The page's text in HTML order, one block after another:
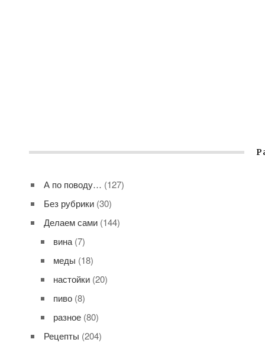
А по поводу… (127)
Без рубрики (30)
Делаем сами (144)
вина (7)
меды (18)
настойки (20)
пиво (8)
разное (80)
Рецепты (204)